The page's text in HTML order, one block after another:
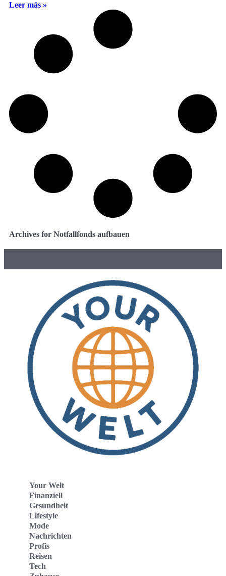
Leer más »
Archives for Notfallfonds aufbauen
Your Welt
Finanziell
Gesundheit
Lifestyle
Mode
Nachrichten
Profis
Reisen
Tech